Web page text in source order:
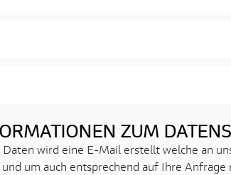
ZUM
wird eine E-Mail erstellt welche an
um auch entsprechend auf Ihre Anfrage